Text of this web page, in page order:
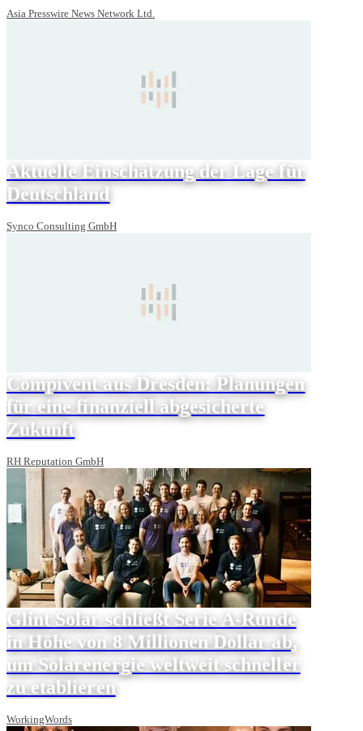
Asia Presswire News Network Ltd.
Aktuelle Einschätzung der Lage für
Deutschland
Synco Consulting GmbH
Compivent aus Dresden: Planungen
für eine finanziell abgesicherte
Zukunft
RH Reputation GmbH
Glint Solar schließt Serie A-Runde
in Höhe von 8 Millionen Dollar ab,
um Solarenergie weltweit schneller
zu etablieren
WorkingWords